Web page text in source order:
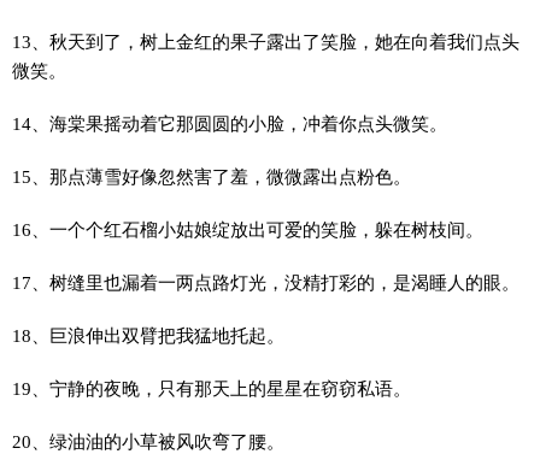
13、秋天到了，树上金红的果子露出了笑脸，她在向着我们点头
微笑。
14、海棠果摇动着它那圆圆的小脸，冲着你点头微笑。
15、那点薄雪好像忽然害了羞，微微露出点粉色。
16、一个个红石榴小姑娘绽放出可爱的笑脸，躲在树枝间。
17、树缝里也漏着一两点路灯光，没精打彩的，是渴睡人的眼。
18、巨浪伸出双臂把我猛地托起。
19、宁静的夜晚，只有那天上的星星在窃窃私语。
20、绿油油的小草被风吹弯了腰。